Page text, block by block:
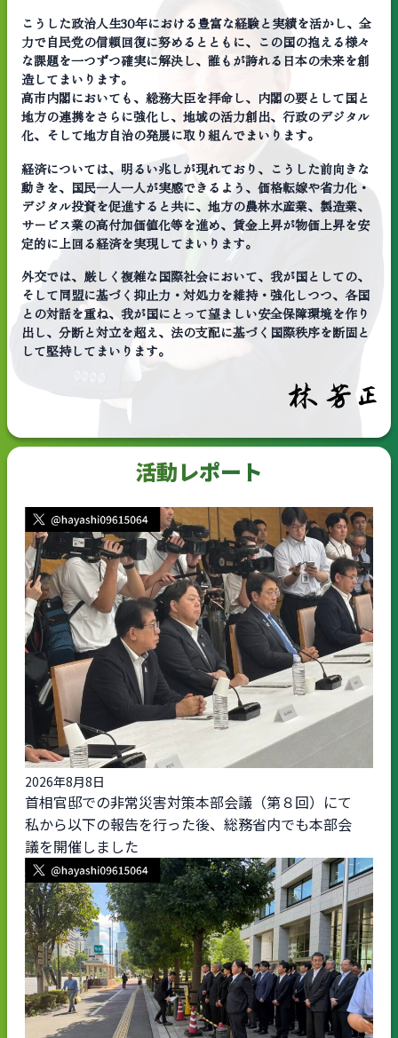
こうした政治人生30年における豊富な経験と実績を活かし、全
力で自民党の信頼回復に努めるとともに、この国の抱える様々
な課題を一つずつ確実に解決し、誰もが誇れる日本の未来を創
造してまいります。
高市内閣においても、総務大臣を拝命し、内閣の要として国と
地方の連携をさらに強化し、地域の活力創出、行政のデジタル
化、そして地方自治の発展に取り組んでまいります。
経済については、明るい兆しが現れており、こうした前向きな
動きを、国民一人一人が実感できるよう、価格転嫁や省力化・
デジタル投資を促進すると共に、地方の農林水産業、製造業、
サービス業の高付加価値化等を進め、賃金上昇が物価上昇を安
定的に上回る経済を実現してまいります。
外交では、厳しく複雑な国際社会において、我が国としての、
そして同盟に基づく抑止力・対処力を維持・強化しつつ、各国
との対話を重ね、我が国にとって望ましい安全保障環境を作り
出し、分断と対立を超え、法の支配に基づく国際秩序を断固と
して堅持してまいります。
活動レポート
2026年8月8日
首相官邸での非常災害対策本部会議（第８回）にて
私から以下の報告を行った後、総務省内でも本部会
議を開催しました